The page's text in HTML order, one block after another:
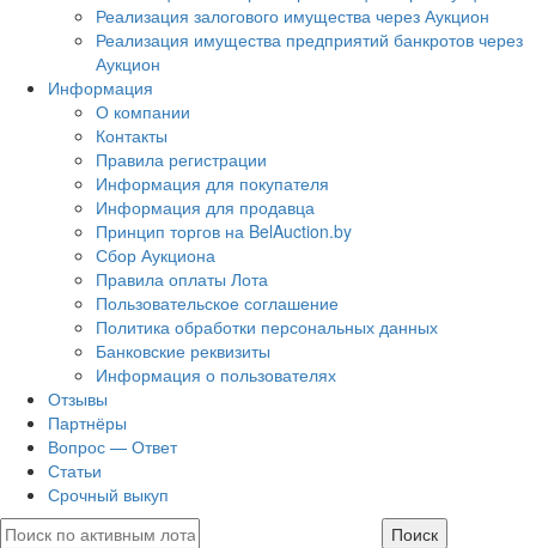
Реализация залогового имущества через Аукцион
Реализация имущества предприятий банкротов через
Аукцион
Информация
О компании
Контакты
Правила регистрации
Информация для покупателя
Информация для продавца
Принцип торгов на BelAuction.by
Сбор Аукциона
Правила оплаты Лота
Пользовательское соглашение
Политика обработки персональных данных
Банковские реквизиты
Информация о пользователях
Отзывы
Партнёры
Вопрос — Ответ
Статьи
Срочный выкуп